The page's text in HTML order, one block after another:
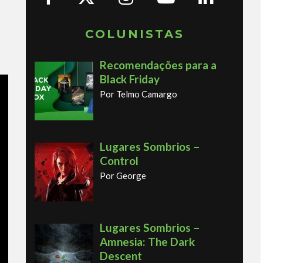
COLUNISTAS
Recomendações para a
Black Friday
Por Telmo Camargo
Lugares Sombrios –
Control
Por George
Lugares Sombrios –
Amnesia: The Dark
Descent